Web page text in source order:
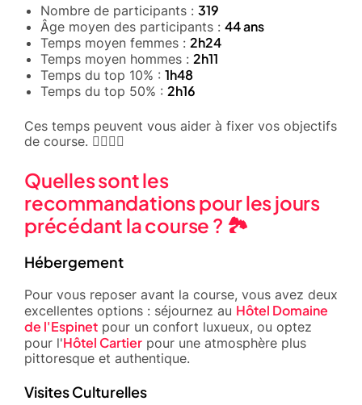
Nombre de participants : 319
Âge moyen des participants : 44 ans
Temps moyen femmes : 2h24
Temps moyen hommes : 2h11
Temps du top 10% : 1h48
Temps du top 50% : 2h16
Ces temps peuvent vous aider à fixer vos objectifs
de course. 🏃‍♂️🏃‍♀️
Quelles sont les
recommandations pour les jours
précédant la course ? 🏞️
Hébergement
Pour vous reposer avant la course, vous avez deux
excellentes options : séjournez au Hôtel Domaine
de l'Espinet pour un confort luxueux, ou optez
pour l'Hôtel Cartier pour une atmosphère plus
pittoresque et authentique.
Visites Culturelles